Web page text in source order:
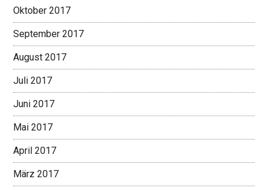
Oktober 2017
September 2017
August 2017
Juli 2017
Juni 2017
Mai 2017
April 2017
März 2017